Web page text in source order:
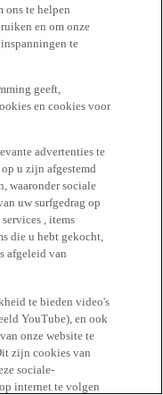
ons te helpen
en om onze
te
geeft,
en cookies voor
advertenties te
u zijn afgestemd
waaronder sociale
uw surfgedrag op
, items
die u hebt gekocht,
afgeleid van
te bieden video's
YouTube), en ook
onze website te
zijn cookies van
sociale-
internet te volgen